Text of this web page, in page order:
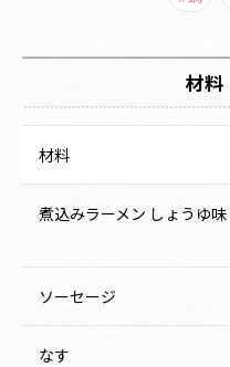
材料
材料
煮込みラーメン しょうゆ味
ソーセージ
なす